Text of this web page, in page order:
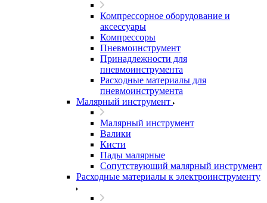
Компрессорное оборудование и
аксессуары
Компрессоры
Пневмоинструмент
Принадлежности для
пневмоинструмента
Расходные материалы для
пневмоинструмента
Малярный инструмент
Малярный инструмент
Валики
Кисти
Пады малярные
Сопутствующий малярный инструмент
Расходные материалы к электроинструменту